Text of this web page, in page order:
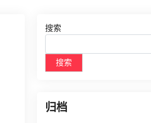
搜索
搜索
归档